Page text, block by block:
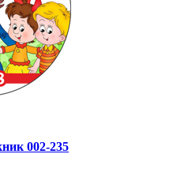
002‑235